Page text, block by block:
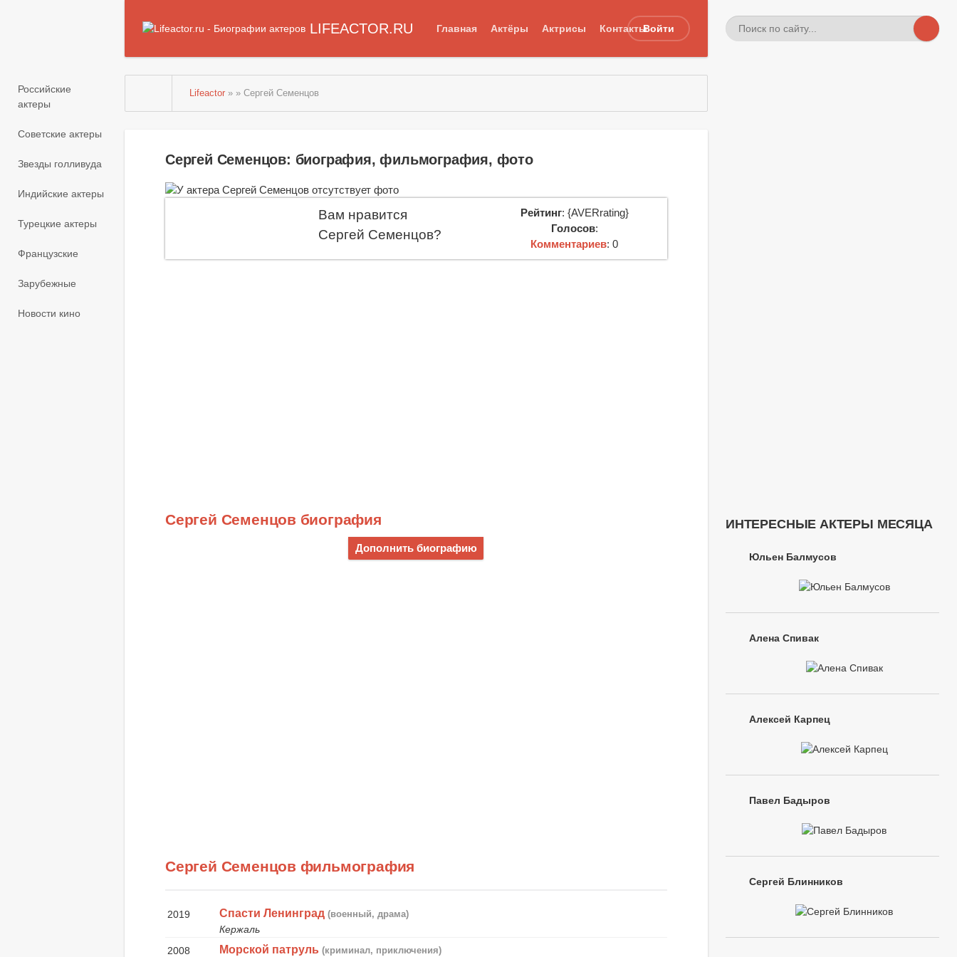
LIFEACTOR.RU Главная Актёры Актрисы КонтактыВойти
Российские
актеры
Советские актеры
Звезды голливуда
Индийские актеры
Турецкие актеры
Французские
Зарубежные
Новости кино
Lifeactor » » Сергей Семенцов
Сергей Семенцов: биография, фильмография, фото
Вам нравится
Сергей Семенцов?
Рейтинг: {AVERrating}
Голосов:
Комментариев: 0
Сергей Семенцов биография
Дополнить биографию
Сергей Семенцов фильмография
2019 Спасти Ленинград (военный, драма)
Кержаль
2008
Морской патруль (криминал, приключения)
ИНТЕРЕСНЫЕ АКТЕРЫ МЕСЯЦА
Юльен Балмусов
Алена Спивак
Алексей Карпец
Павел Бадыров
Сергей Блинников